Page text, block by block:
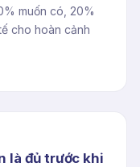
muốn có, 20%
cho hoàn cảnh
là đủ trước khi